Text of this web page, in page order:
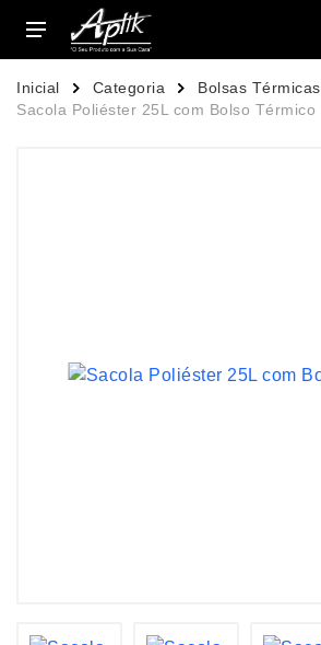
Inicial Categoria
Bolsas Térmicas
Sacola Poliéster 25L com Bolso Térmico